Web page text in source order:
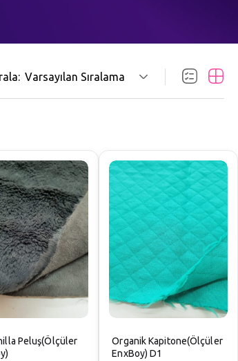
Varsayılan Sıralama
Peluş(Ölçüler
Organik Kapitone(Ölçüler
EnxBoy) D1